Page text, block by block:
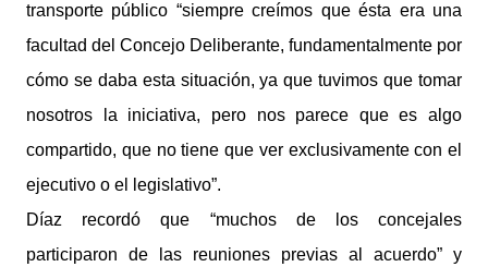
transporte público “siempre creímos que ésta era una
facultad del Concejo Deliberante, fundamentalmente por
cómo se daba esta situación, ya que tuvimos que tomar
nosotros la iniciativa, pero nos parece que es algo
compartido, que no tiene que ver exclusivamente con el
ejecutivo o el legislativo”.
Díaz recordó que “muchos de los concejales
participaron de las reuniones previas al acuerdo” y